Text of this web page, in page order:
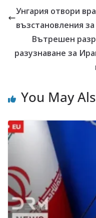
Унгария отвори
възстановления
Вътрешен
разузнаване за
You May